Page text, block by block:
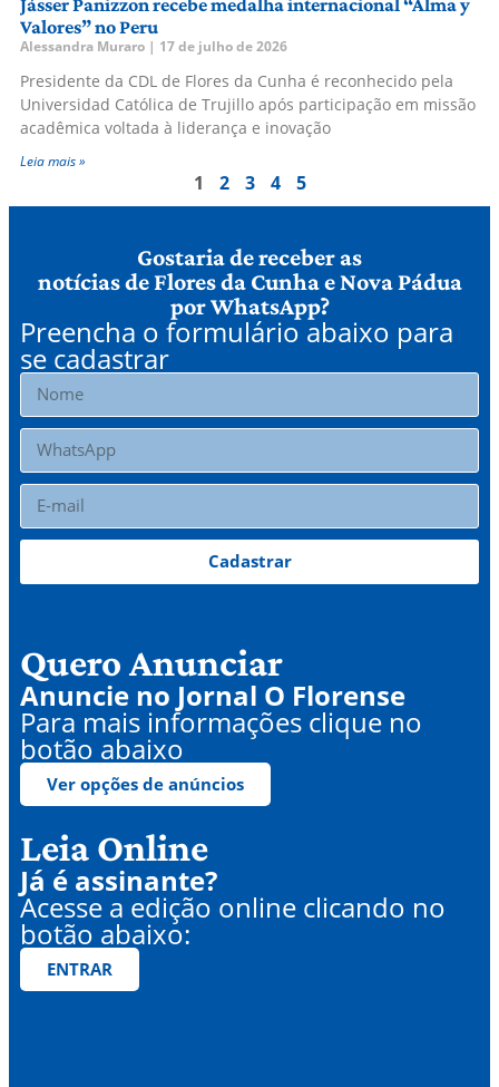
Jásser Panizzon recebe medalha internacional “Alma y
Valores” no Peru
Alessandra Muraro 17 de julho de 2026
Presidente da CDL de Flores da Cunha é reconhecido pela
Universidad Católica de Trujillo após participação em missão
acadêmica voltada à liderança e inovação
Leia mais »
1 2 3 4 5
Gostaria de receber as
notícias de Flores da Cunha e Nova Pádua
por WhatsApp?
Preencha o formulário abaixo para
se cadastrar
Cadastrar
Quero Anunciar
Anuncie no Jornal O Florense
Para mais informações clique no
botão abaixo
Ver opções de anúncios
Leia Online
Já é assinante?
Acesse a edição online clicando no
botão abaixo:
ENTRAR